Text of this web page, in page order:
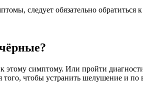
следует обязательно
этому симптому. Или пройти
чтобы устранить шелушение и